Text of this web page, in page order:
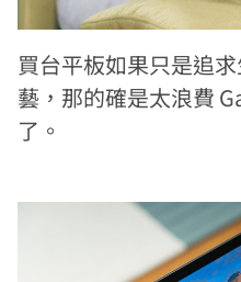
買台平板如果只是追
藝，那的確是太浪費
了。